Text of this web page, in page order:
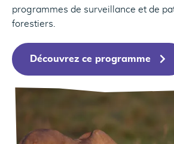
programmes de surveillance et de
forestiers.
Découvrez ce programme